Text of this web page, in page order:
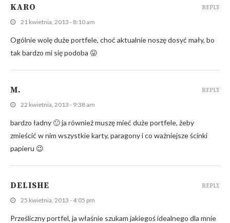
KARO
21 kwietnia, 2013 - 8:10 am
Ogólnie wolę duże portfele, choć aktualnie noszę dosyć mały, bo
tak bardzo mi się podoba 😛
REPLY
M.
22 kwietnia, 2013 - 9:38 am
bardzo ładny 🙂 ja również muszę mieć duże portfele, żeby
zmieścić w nim wszystkie karty, paragony i co ważniejsze ścinki
papieru 😉
REPLY
DELISHE
25 kwietnia, 2013 - 4:05 pm
Prześliczny portfel, ja właśnie szukam jakiegoś idealnego dla mnie
REPLY